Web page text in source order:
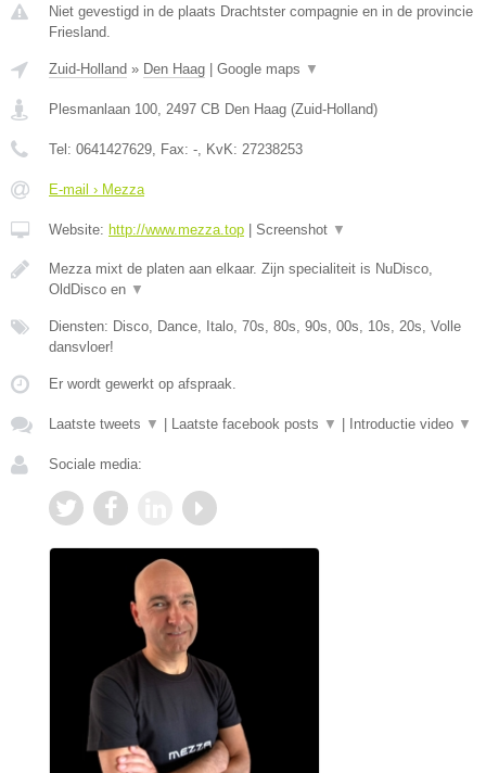
Niet gevestigd in de plaats Drachtster compagnie en in de provincie
Friesland.
Zuid-Holland » Den Haag Google maps ▼
Plesmanlaan 100, 2497 CB Den Haag (Zuid-Holland)
Tel: 0641427629, Fax: -, KvK: 27238253
E-mail › Mezza
Website: http://www.mezza.top Screenshot ▼
Mezza mixt de platen aan elkaar. Zijn specialiteit is NuDisco,
OldDisco en ▼
Diensten: Disco, Dance, Italo, 70s, 80s, 90s, 00s, 10s, 20s, Volle
dansvloer!
Er wordt gewerkt op afspraak.
Laatste tweets ▼ Laatste facebook posts ▼ Introductie video ▼
Sociale media: